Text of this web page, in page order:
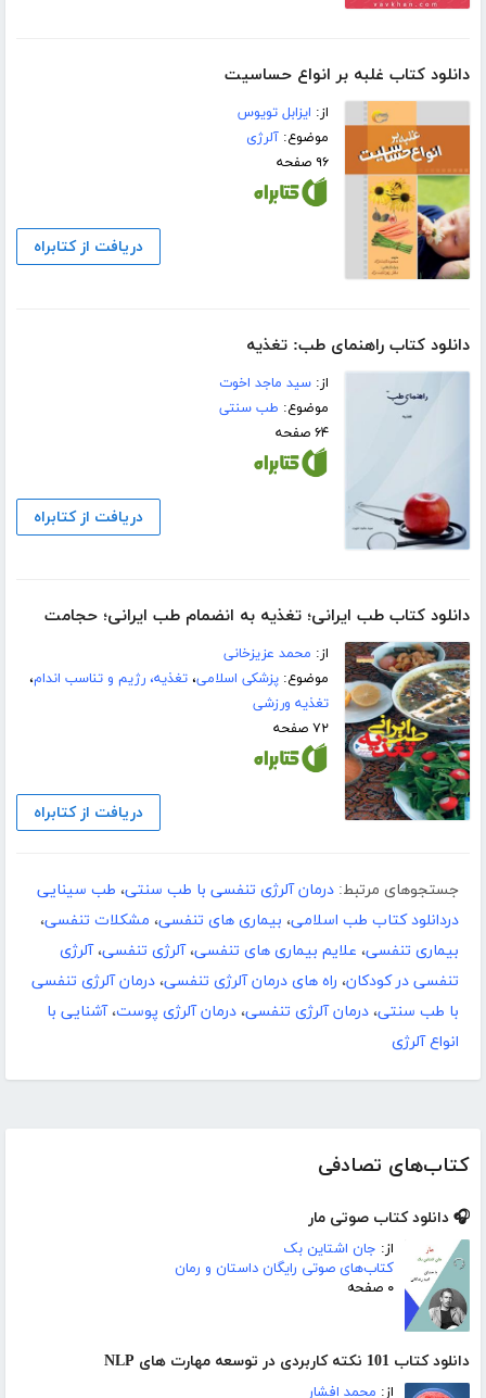
کتاب‌های تصادفی
🎧 دانلود کتاب صوتی مار
از: جان اشتاین بک
کتاب‌های صوتی رایگان داستان و رمان
۰ صفحه
دانلود کتاب 101 نکته کاربردی در توسعه مهارت های NLP
از: محمد افشار
دانلود کتاب غلبه بر انواع حساسیت
از: ایزابل تویوس
موضوع:آلرژی
۹۶ صفحه
دریافت از کتابراه
دانلود کتاب راهنمای طب: تغذیه
از:سید ماجد اخوت
موضوع: طب سنتی
۶۴ صفحه
دریافت از کتابراه
دانلود کتاب طب ایرانی؛ تغذیه به انضمام طب ایرانی؛ حجامت
از: محمد عزیزخانی
موضوع:پزشکی اسلامی،تغذیه، رژیم و تناسب اندام،
تغذیه ورزشی
۷۲ صفحه
دریافت از کتابراه
جستجوهای مرتبط: درمان آلرژی تنفسی با طب سنتی، طب سینایی
دردانلود کتاب طب اسلامی، بیماری های تنفسی، مشکلات تنفسی،
بیماری تنفسی، علایم بیماری های تنفسی،آلرژی تنفسی،آلرژی
تنفسی در کودکان، راه های درمان آلرژی تنفسی، درمان آلرژی تنفسی
با طب سنتی، درمان آلرژی تنفسی، درمان آلرژی پوست،آشنایی با
انواع آلرژی